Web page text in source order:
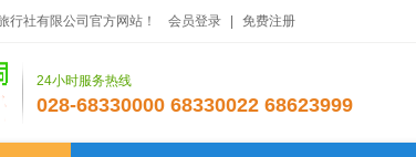
行社有限公司官方网站！ 会员登录 免费注册
24小时服务热线
028-68330000 68330022 68623999